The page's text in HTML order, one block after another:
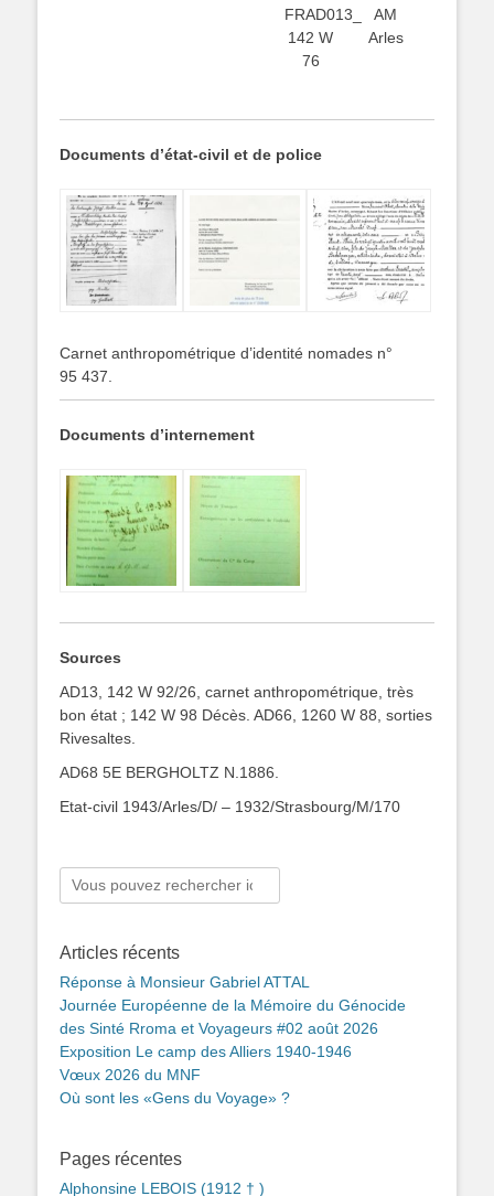
FRAD013_
142 W
76
AM
Arles
Documents d’état-civil et de police
Carnet anthropométrique d’identité nomades n°
95 437.
Documents d’internement
Sources
AD13, 142 W 92/26, carnet anthropométrique, très
bon état ; 142 W 98 Décès. AD66, 1260 W 88, sorties
Rivesaltes.
AD68 5E BERGHOLTZ N.1886.
Etat-civil 1943/Arles/D/ – 1932/Strasbourg/M/170
Rechercher :
Articles récents
Réponse à Monsieur Gabriel ATTAL
Journée Européenne de la Mémoire du Génocide
des Sinté Rroma et Voyageurs #02 août 2026
Exposition Le camp des Alliers 1940-1946
Vœux 2026 du MNF
Où sont les «Gens du Voyage» ?
Pages récentes
Alphonsine LEBOIS (1912 † )